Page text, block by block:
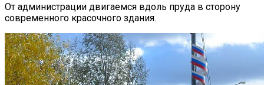
От администрации двигаемся вдоль пруда в сторону
современного красочного здания.